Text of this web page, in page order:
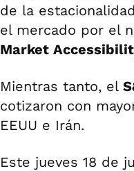
de la
el mercado por el
Market
Mientras tanto, el
cotizaron con
EEUU e Irán.
Este jueves 18 de